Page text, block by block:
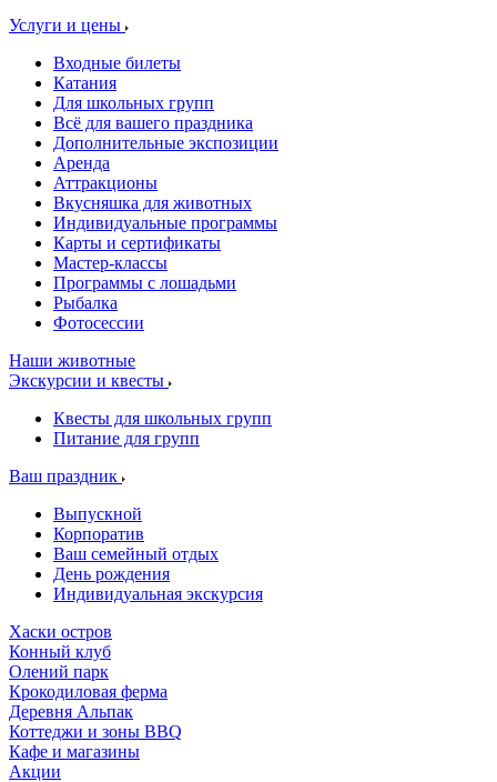
Услуги и цены
Входные билеты
Катания
Для школьных групп
Всё для вашего праздника
Дополнительные экспозиции
Аренда
Аттракционы
Вкусняшка для животных
Индивидуальные программы
Карты и сертификаты
Мастер-классы
Программы с лошадьми
Рыбалка
Фотосессии
Наши животные
Экскурсии и квесты
Квесты для школьных групп
Питание для групп
Ваш праздник
Выпускной
Корпоратив
Ваш семейный отдых
День рождения
Индивидуальная экскурсия
Хаски остров
Конный клуб
Олений парк
Крокодиловая ферма
Деревня Альпак
Коттеджи и зоны BBQ
Кафе и магазины
Акции